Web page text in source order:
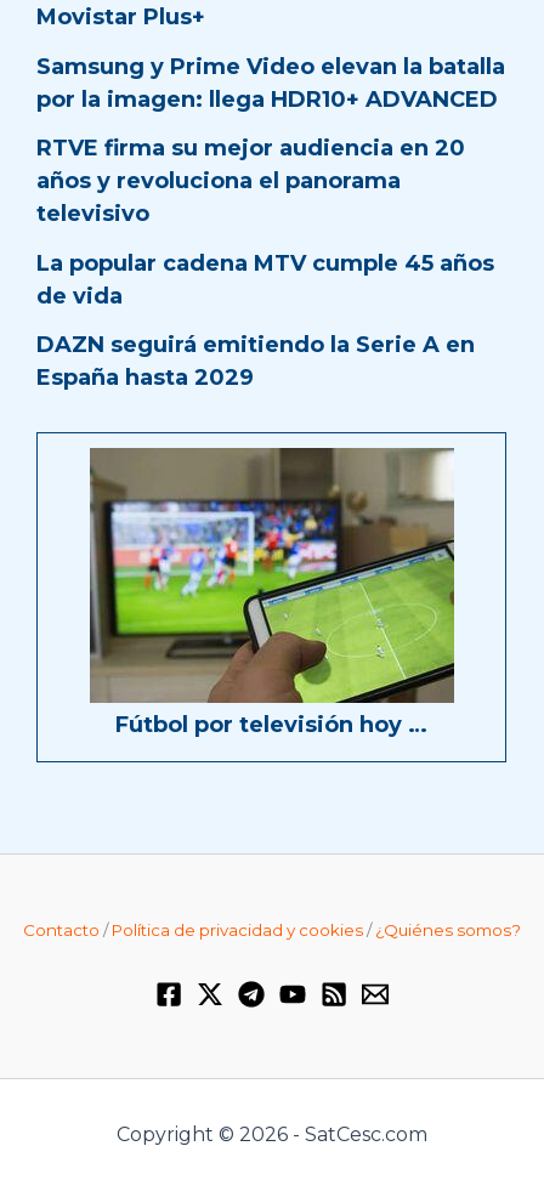
Movistar Plus+
Samsung y Prime Video elevan la batalla
por la imagen: llega HDR10+ ADVANCED
RTVE firma su mejor audiencia en 20
años y revoluciona el panorama
televisivo
La popular cadena MTV cumple 45 años
de vida
DAZN seguirá emitiendo la Serie A en
España hasta 2029
Fútbol por televisión hoy …
Contacto /Política de privacidad y cookies/¿Quiénes somos?
Copyright © 2026 - SatCesc.com